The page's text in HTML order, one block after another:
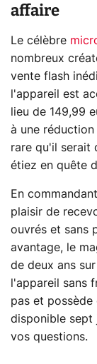
affaire
Le célèbre
nombreux
vente flash
l'appareil est
lieu de 149,99
à une
rare qu'il serait
étiez en quête
En
plaisir de
ouvrés et sans
avantage, le
de deux ans
l'appareil sans
pas et possède
disponible sept
vos questions.